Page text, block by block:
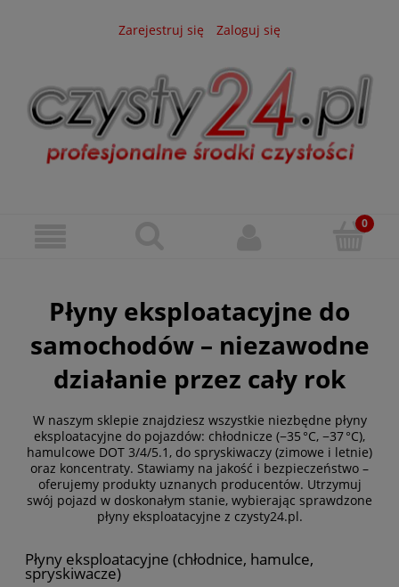
Zarejestruj się Zaloguj się
Płyny eksploatacyjne do
samochodów – niezawodne
działanie przez cały rok
W naszym sklepie znajdziesz wszystkie niezbędne płyny
eksploatacyjne do pojazdów: chłodnicze (−35 °C, −37 °C),
hamulcowe DOT 3/4/5.1, do spryskiwaczy (zimowe i letnie)
oraz koncentraty. Stawiamy na jakość i bezpieczeństwo –
oferujemy produkty uznanych producentów. Utrzymuj
swój pojazd w doskonałym stanie, wybierając sprawdzone
płyny eksploatacyjne z czysty24.pl.
Płyny eksploatacyjne (chłodnice, hamulce,
spryskiwacze)